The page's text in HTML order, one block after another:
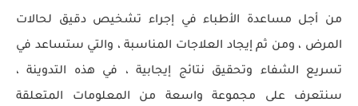
من أجل مساعدة الأطباء في إجراء تشخيص دقيق لحالات
المرض ، ومن ثم إيجاد العلاجات المناسبة ، والتي ستساعد في
تسريع الشفاء وتحقيق نتائج إيجابية ، في هذه التدوينة ،
سنتعرف على مجموعة واسعة من المعلومات المتعلقة